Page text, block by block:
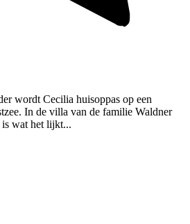
wordt Cecilia huisoppas op een
In de villa van de familie Waldner
is wat het lijkt...